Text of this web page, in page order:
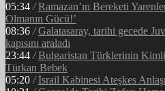
05:34 / Ramazan’ın Bereketi
Olmanın Gücü!’
08:36 / Galatasaray, tarihi gecede
kapısını araladı
23:44 / Bulgaristan Türklerinin
Türkan Bebek
05:20 / İsrail Kabinesi Ateşkes